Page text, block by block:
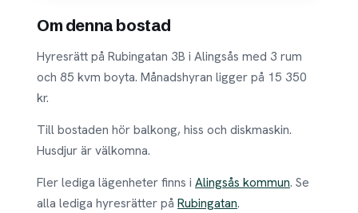
Om denna bostad
Hyresrätt på Rubingatan 3B i Alingsås med 3 rum
och 85 kvm boyta. Månadshyran ligger på 15 350
kr.
Till bostaden hör balkong, hiss och diskmaskin.
Husdjur är välkomna.
Fler lediga lägenheter finns i Alingsås kommun. Se
alla lediga hyresrätter på Rubingatan.